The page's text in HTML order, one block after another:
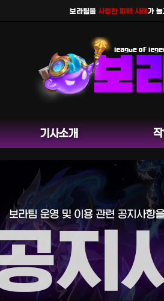
보라팀을사칭한 피해 사례가 늘고
기사소개